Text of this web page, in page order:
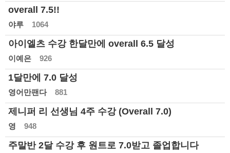
overall 7.5!!
야루 1064
아이엘츠 수강 한달만에 overall 6.5 달성
이예은 926
1달만에 7.0 달성
영어만팬다 881
제니퍼 리 선생님 4주 수강 (Overall 7.0)
영 948
주말반 2달 수강 후 원트로 7.0받고 졸업합니다